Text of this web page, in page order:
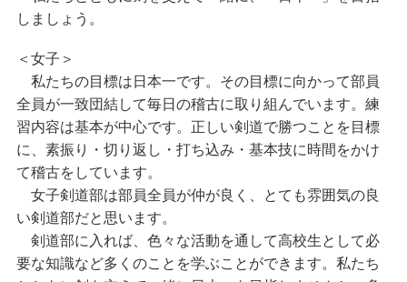
しましょう。
＜女子＞
私たちの目標は日本一です。その目標に向かって部員
全員が一致団結して毎日の稽古に取り組んでいます。練
習内容は基本が中心です。正しい剣道で勝つことを目標
に、素振り・切り返し・打ち込み・基本技に時間をかけ
て稽古をしています。
女子剣道部は部員全員が仲が良く、とても雰囲気の良
い剣道部だと思います。
剣道部に入れば、色々な活動を通して高校生として必
要な知識など多くのことを学ぶことができます。私たち